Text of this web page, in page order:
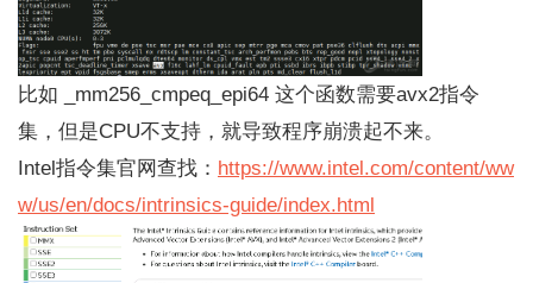
比如 _mm256_cmpeq_epi64 这个函数需要avx2指令
集，但是CPU不支持，就导致程序崩溃起不来。
Intel指令集官网查找： https://www.intel.com/content/ww
w/us/en/docs/intrinsics-guide/index.html